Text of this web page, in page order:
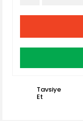
Tavsiye
Et